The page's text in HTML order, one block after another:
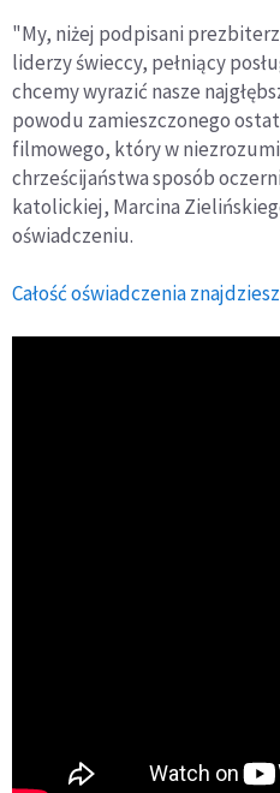
"My, niżej podpisani
liderzy świeccy, pełniący
chcemy wyrazić nasze
powodu zamieszczonego
filmowego, który w
chrześcijaństwa sposób
katolickiej, Marcina
oświadczeniu.
Całość oświadczenia